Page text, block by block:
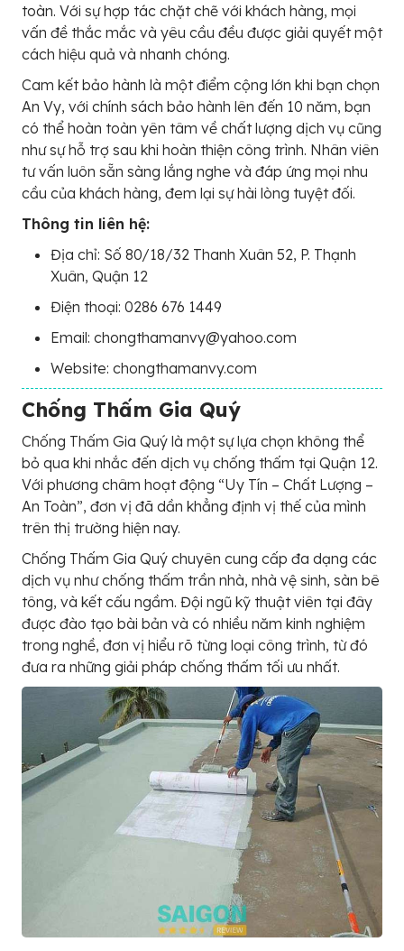
toàn. Với sự hợp tác chặt chẽ với khách hàng, mọi
vấn đề thắc mắc và yêu cầu đều được giải quyết một
cách hiệu quả và nhanh chóng.
Cam kết bảo hành là một điểm cộng lớn khi bạn chọn
An Vy, với chính sách bảo hành lên đến 10 năm, bạn
có thể hoàn toàn yên tâm về chất lượng dịch vụ cũng
như sự hỗ trợ sau khi hoàn thiện công trình. Nhân viên
tư vấn luôn sẵn sàng lắng nghe và đáp ứng mọi nhu
cầu của khách hàng, đem lại sự hài lòng tuyệt đối.
Thông tin liên hệ:
Địa chỉ: Số 80/18/32 Thanh Xuân 52, P. Thạnh
Xuân, Quận 12
Điện thoại: 0286 676 1449
Email: chongthamanvy@yahoo.com
Website: chongthamanvy.com
Chống Thấm Gia Quý
Chống Thấm Gia Quý là một sự lựa chọn không thể
bỏ qua khi nhắc đến dịch vụ chống thấm tại Quận 12.
Với phương châm hoạt động “Uy Tín – Chất Lượng –
An Toàn”, đơn vị đã dần khẳng định vị thế của mình
trên thị trường hiện nay.
Chống Thấm Gia Quý chuyên cung cấp đa dạng các
dịch vụ như chống thấm trần nhà, nhà vệ sinh, sàn bê
tông, và kết cấu ngầm. Đội ngũ kỹ thuật viên tại đây
được đào tạo bài bản và có nhiều năm kinh nghiệm
trong nghề, đơn vị hiểu rõ từng loại công trình, từ đó
đưa ra những giải pháp chống thấm tối ưu nhất.